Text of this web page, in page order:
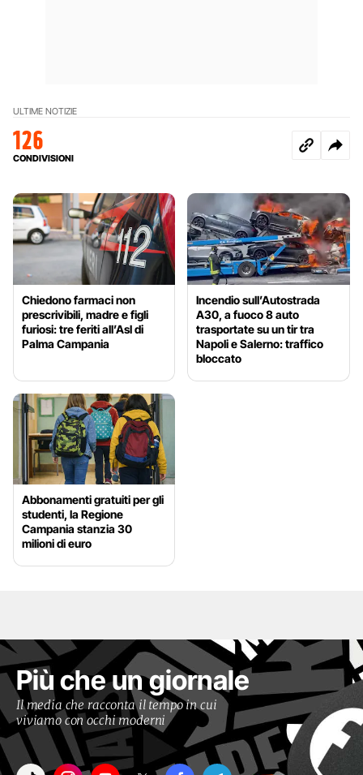
ULTIME NOTIZIE
126
CONDIVISIONI
Chiedono farmaci non
prescrivibili, madre e figli
furiosi: tre feriti all’Asl di
Palma Campania
Incendio sull’Autostrada
A30, a fuoco 8 auto
trasportate su un tir tra
Napoli e Salerno: traffico
bloccato
Abbonamenti gratuiti per gli
studenti, la Regione
Campania stanzia 30
milioni di euro
Più che un giornale
Il media che racconta il tempo in cui
viviamo con occhi moderni